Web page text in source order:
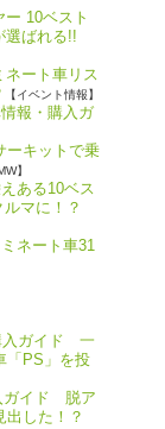
10ベスト
選ばれる!!
ネート車リス
【イベント情報】
報・購入ガ
ーキットで乗
】
ある10ベス
マに！？
ネート車31
入ガイド 一
「PS」を投
ガイド 脱ア
出した！？